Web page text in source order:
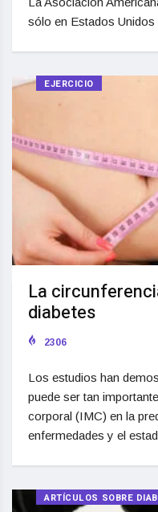
sólo en Estados
EJERCICIO
La
diabetes
2306
Los estudios han
puede ser tan
corporal (IMC) en la
enfermedades y el
ARTÍCULOS SOBRE